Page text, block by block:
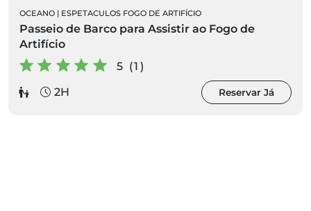
OCEANO | ESPETACULOS FOGO DE ARTIFÍCIO
Passeio de Barco para Assistir ao Fogo de
Artifício
5 (1)
2H
Reservar Já